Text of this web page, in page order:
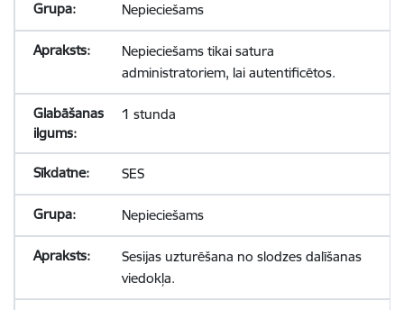
Nepieciešams
Nepieciešams tikai satura
administratoriem, lai autentificētos.
1 stunda
SES
Nepieciešams
Sesijas uzturēšana no slodzes dalīšanas
viedokļa.